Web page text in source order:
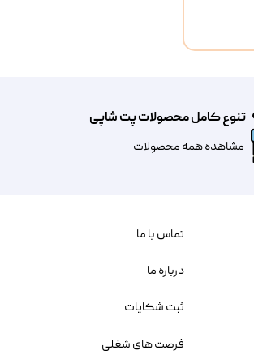
ونپی
تنوع کامل محصولات پت شاپی
مشاهده همه محصولات
تماس با ما
درباره ما
ثبت شکایات
فرصت های شغلی